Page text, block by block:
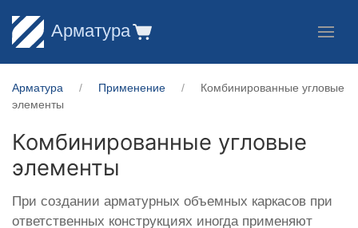
Арматура
Арматура Применение
Комбинированные угловые
элементы
Комбинированные угловые
элементы
При создании арматурных объемных каркасов при
ответственных конструкциях иногда применяют